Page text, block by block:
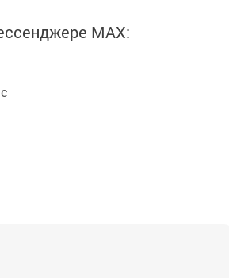
MАХ: